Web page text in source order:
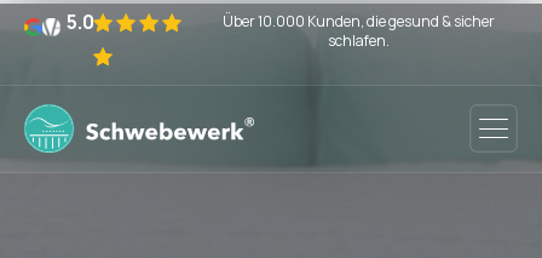
5.0
Über 10.000 Kunden, die gesund & sicher
schlafen.